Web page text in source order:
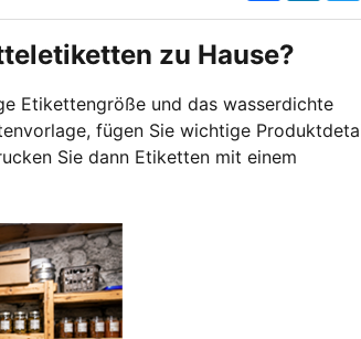
zu Hause?
Etikettengröße und das wasserdichte
fügen Sie wichtige
Sie dann Etiketten mit einem